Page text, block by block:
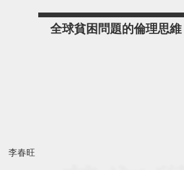
全球貧困問題的倫理思維
李春旺